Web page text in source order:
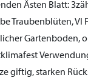
Ästen Blatt:
Traubenblüten, VI
Gartenboden,
giftig, starken